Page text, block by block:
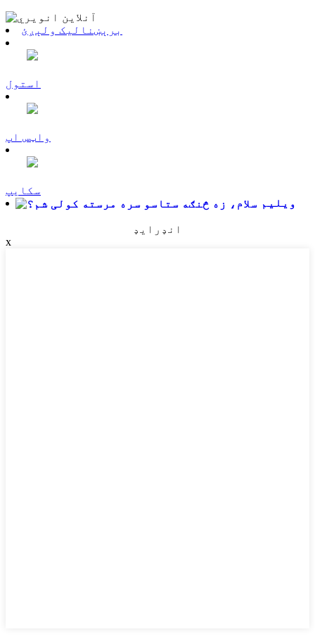
برېښنالیک ولېږئ
استول
واټس اپ
سکایپ
ویلیم
انډرایډ
x